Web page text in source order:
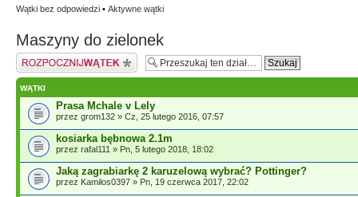
Wątki bez odpowiedzi • Aktywne wątki
Maszyny do zielonek
Napisz wątek
WĄTKI
Prasa Mchale v Lely
przez grom132 » Cz, 25 lutego 2016, 07:57
kosiarka bębnowa 2.1m
przez rafal111 » Pn, 5 lutego 2018, 18:02
Jaką zagrabiarkę 2 karuzelową wybrać? Pottinger?
przez Kamilos0397 » Pn, 19 czerwca 2017, 22:02